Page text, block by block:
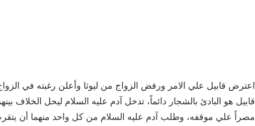
اعترض قابيل علي الامر ورفض الزواج من ليوثا وأعلن رغبته في
قابيل هو البادئ بالشجار دائماً، تدخل آدم عليه السلام ليحل الخلاف
مصراً علي موقفه، وطلب آدم عليه السلام من كل واحد منهما أن